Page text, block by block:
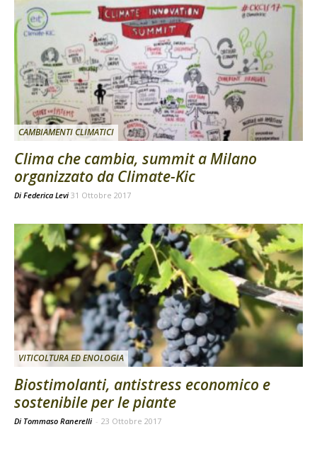
CAMBIAMENTI CLIMATICI
Clima che cambia, summit a Milano
organizzato da Climate-Kic
Di Federica Levi 31 Ottobre 2017
VITICOLTURA ED ENOLOGIA
Biostimolanti, antistress economico e
sostenibile per le piante
Di Tommaso Ranerelli - 23 Ottobre 2017